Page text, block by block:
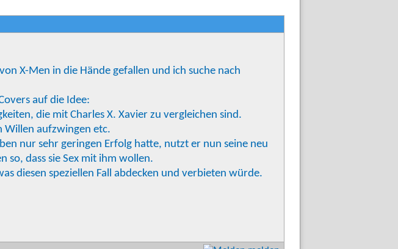
X-Men in die Hände gefallen und ich suche nach
auf die Idee:
die mit Charles X. Xavier zu vergleichen sind.
Willen aufzwingen etc.
nur sehr geringen Erfolg hatte, nutzt er nun seine neu
so, dass sie Sex mit ihm wollen.
diesen speziellen Fall abdecken und verbieten würde.